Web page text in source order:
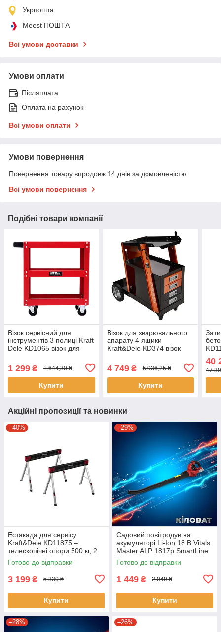
Укрпошта
Meest ПОШТА
Всі умови доставки
Умови оплати
Післяплата
Оплата на рахунок
Всі умови оплати
Умови повернення
Повернення товару впродовж 14 днів за домовленістю
Всі умови повернення
Подібні товари компанії
Візок сервісний для
інструментів 3 полиці Kraft
Dele KD1065 візок для
колесах
1 299 ₴ 1 644,30 ₴
Купити
Візок для зварювального
апарату 4 ящики
Kraft&Dele KD374 візок
4 749₴ 5 936,25 ₴
Купити
40
47
Акційні пропозиції та новинки
–40%
Естакада для сервісу
Kraft&Dele KD11875 –
телескопічні опори 500 кг, 2
шт
Готово до відправки
3 199 ₴ 5 330 ₴
Купити
–29%
Садовий повітродув на
акумуляторі Li-Ion 18 В Vitals
Master ALP 1817p SmartLine
акумуляторна повітродувка
для прибирання в саду
Готово до відправки
1 449 ₴ 2 049 ₴
Купити
–28% –26%